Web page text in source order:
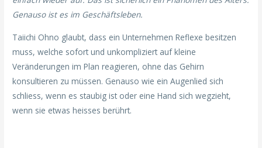
Genauso ist es im Geschäftsleben.
Taiichi Ohno glaubt, dass ein Unternehmen Reflexe besitzen
muss, welche sofort und unkompliziert auf kleine
Veränderungen im Plan reagieren, ohne das Gehirn
konsultieren zu müssen. Genauso wie ein Augenlied sich
schliess, wenn es staubig ist oder eine Hand sich wegzieht,
wenn sie etwas heisses berührt.